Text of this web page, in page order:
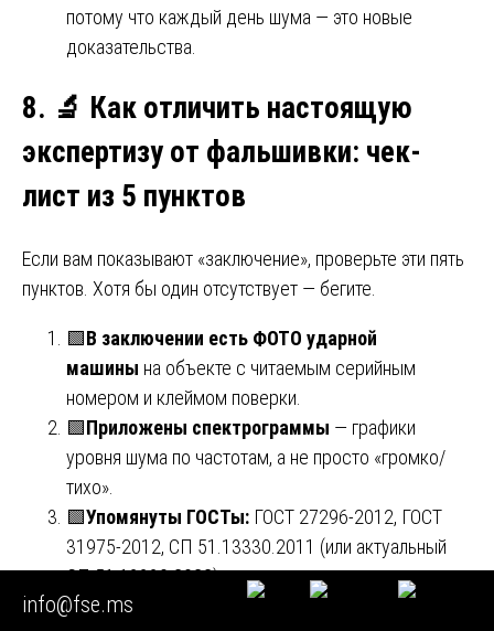
потому что каждый день шума — это новые
доказательства.
8. 🔬 Как отличить настоящую
экспертизу от фальшивки: чек-
лист из 5 пунктов
Если вам показывают «заключение», проверьте эти пять
пунктов. Хотя бы один отсутствует — бегите.
🟩В заключении есть ФОТО ударной
машины на объекте с читаемым серийным
номером и клеймом поверки.
🟩Приложены спектрограммы — графики
уровня шума по частотам, а не просто «громко/
тихо».
🟩Упомянуты ГОСТы: ГОСТ 27296-2012, ГОСТ
31975-2012, СП 51.13330.2011 (или актуальный
СП 51.13330.2022).
🟩Эксперт подписалсяи указал номер своей
info@fse.ms